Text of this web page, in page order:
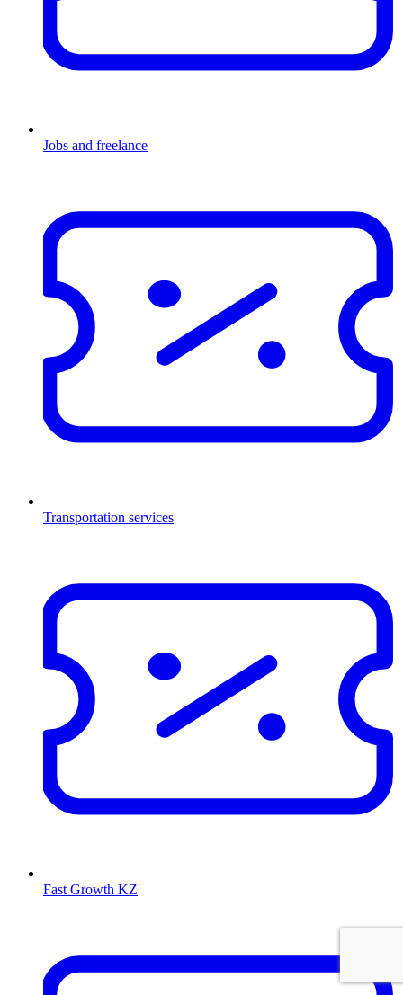
Jobs and freelance
Transportation services
Fast Growth KZ